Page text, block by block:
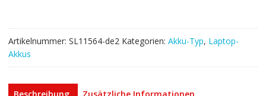
Artikelnummer: SL11564-de2 Kategorien: Akku-Typ, Laptop-
Akkus
Beschreibung
Zusätzliche Informationen